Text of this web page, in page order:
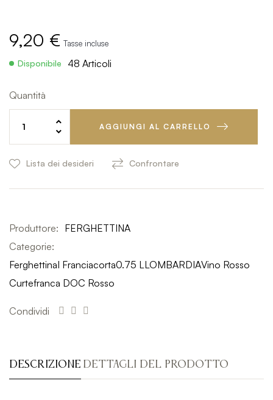
9,20 € Tasse incluse
Disponibile 48 Articoli
Quantità
AGGIUNGI AL CARRELLO
Lista dei desideri Confrontare
Produttore: FERGHETTINA
Categorie:
FerghettinaI Franciacorta0.75 L LOMBARDIAVino Rosso
Curtefranca DOC Rosso
Condividi
DESCRIZIONE DETTAGLI DEL PRODOTTO